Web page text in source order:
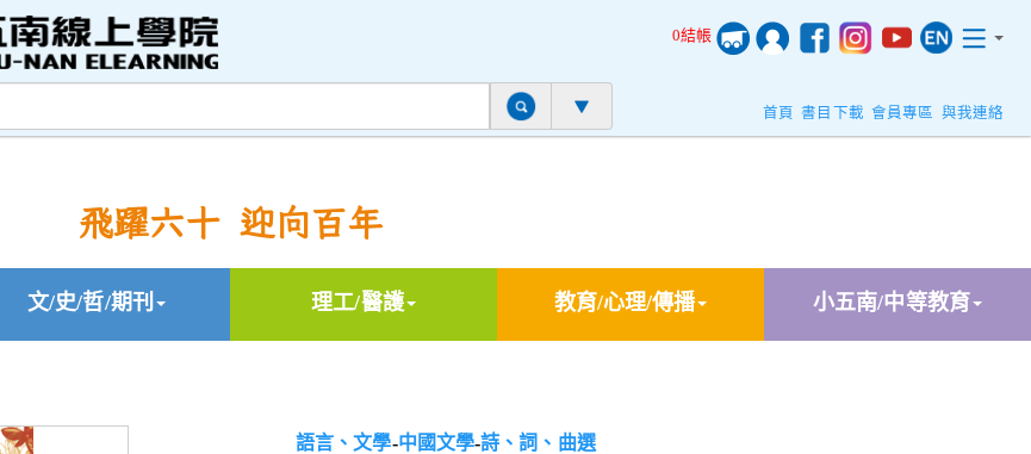
0結帳
首頁 書目下載 會員專區 與我連絡
飛躍六十 迎向百年
文/史/哲/期刊 理工/醫護 教育/心理/傳播 小五南/中等教育
語言、文學-中國文學-詩、詞、曲選